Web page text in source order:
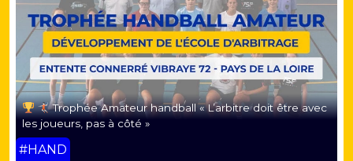
Trophée Amateur handball « L’arbitre doit être avec
les joueurs, pas à côté »
#HAND